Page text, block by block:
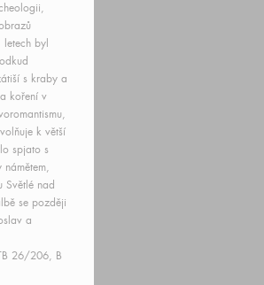
byl
s kraby a
koření v
k větší
spjato s
Světlé nad
se později
a
26/206, B